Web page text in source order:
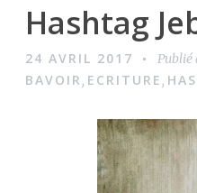
I
a
Hashtag
24 AVRIL 2017 Publié
BAVOIR, ECRITURE,